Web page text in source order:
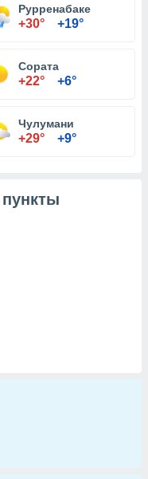
Рурренабаке
+30° +19°
Сората
+22° +6°
Чулумани
+29° +9°